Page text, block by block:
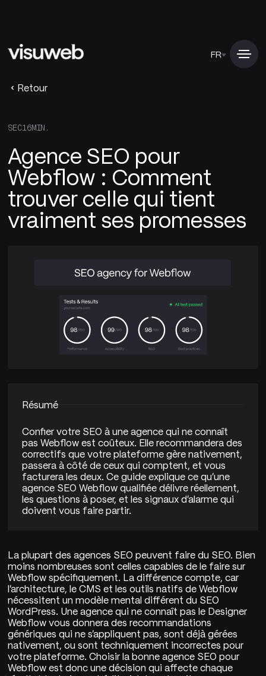
FR
Retour
SEO16MIN.
Agence SEO pour
Webflow : Comment
trouver celle qui tient
vraiment ses promesses
Résumé
Confier votre SEO à une agence qui ne connaît
pas Webflow est coûteux. Elle recommandera des
correctifs que votre plateforme gère nativement,
passera à côté de ceux qui comptent, et vous
facturera les deux. Ce guide explique ce qu’une
agence SEO Webflow qualifiée délivre réellement,
les questions à poser, et les signaux d’alarme qui
doivent vous faire partir.
La plupart des agences SEO peuvent faire du SEO. Bien
moins nombreuses sont celles capables de le faire sur
Webflow spécifiquement. La différence compte, car
l'architecture, le CMS et les outils natifs de Webflow
nécessitent un modèle mental différent du SEO
WordPress. Une agence qui ne connaît pas le Designer
Webflow vous donnera des recommandations
génériques qui ne s'appliquent pas, sont déjà gérées
nativement, ou sont techniquement incorrectes pour
votre plateforme. Choisir la bonne agence SEO pour
Webflow est donc une décision qui affecte chaque